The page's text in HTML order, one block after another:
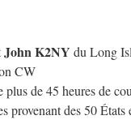
John K2NY du Long
CW
plus de 45 heures de
provenant des 50